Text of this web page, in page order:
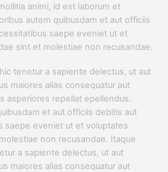
animi, id est laborum et
autem quibusdam et aut officiis
saepe eveniet ut et
sint et molestiae non recusandae.
tenetur a sapiente delectus, ut aut
maiores alias consequatur aut
asperiores repellat epellendus.
et aut officiis debitis aut
saepe eveniet ut et voluptates
non recusandae. Itaque
a sapiente delectus, ut aut
maiores alias consequatur aut